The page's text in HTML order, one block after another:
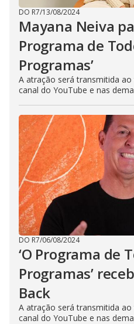
DO R7/13/08/2024
Mayana Neiva
Programa de
Programas’
A atração será transmitida
canal do YouTube e nas
DO R7/06/08/2024
‘O Programa de
Programas’
Back
A atração será transmitida
canal do YouTube e nas